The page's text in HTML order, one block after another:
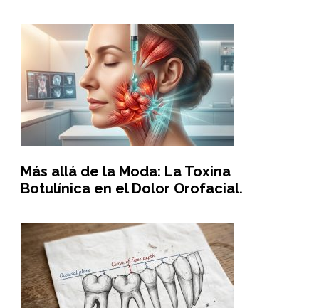
Más allá de la Moda: La Toxina
Botulínica en el Dolor Orofacial.